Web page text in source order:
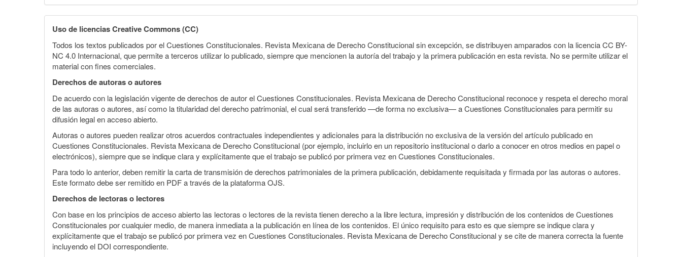
Uso de licencias Creative Commons (CC)
Todos los textos publicados por el Cuestiones Constitucionales. Revista Mexicana de Derecho Constitucional sin excepción, se distribuyen amparados con la licencia CC BY-
NC 4.0 Internacional, que permite a terceros utilizar lo publicado, siempre que mencionen la autoría del trabajo y la primera publicación en esta revista. No se permite utilizar el
material con fines comerciales.
Derechos de autoras o autores
De acuerdo con la legislación vigente de derechos de autor el Cuestiones Constitucionales. Revista Mexicana de Derecho Constitucional reconoce y respeta el derecho moral
de las autoras o autores, así como la titularidad del derecho patrimonial, el cual será transferido —de forma no exclusiva— a Cuestiones Constitucionales para permitir su
difusión legal en acceso abierto.
Autoras o autores pueden realizar otros acuerdos contractuales independientes y adicionales para la distribución no exclusiva de la versión del artículo publicado en
Cuestiones Constitucionales. Revista Mexicana de Derecho Constitucional (por ejemplo, incluirlo en un repositorio institucional o darlo a conocer en otros medios en papel o
electrónicos), siempre que se indique clara y explícitamente que el trabajo se publicó por primera vez en Cuestiones Constitucionales.
Para todo lo anterior, deben remitir la carta de transmisión de derechos patrimoniales de la primera publicación, debidamente requisitada y firmada por las autoras o autores.
Este formato debe ser remitido en PDF a través de la plataforma OJS.
Derechos de lectoras o lectores
Con base en los principios de acceso abierto las lectoras o lectores de la revista tienen derecho a la libre lectura, impresión y distribución de los contenidos de Cuestiones
Constitucionales por cualquier medio, de manera inmediata a la publicación en línea de los contenidos. El único requisito para esto es que siempre se indique clara y
explícitamente que el trabajo se publicó por primera vez en Cuestiones Constitucionales. Revista Mexicana de Derecho Constitucional y se cite de manera correcta la fuente
incluyendo el DOI correspondiente.